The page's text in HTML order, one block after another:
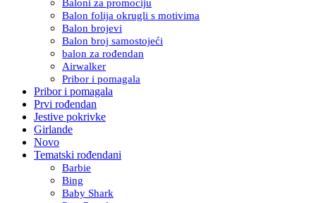
Baloni za promociju
Balon folija okrugli s motivima
Balon brojevi
Balon broj samostojeći
balon za rođendan
Airwalker
Pribor i pomagala
Pribor i pomagala
Prvi rođendan
Jestive pokrivke
Girlande
Novo
Tematski rođendani
Barbie
Bing
Baby Shark